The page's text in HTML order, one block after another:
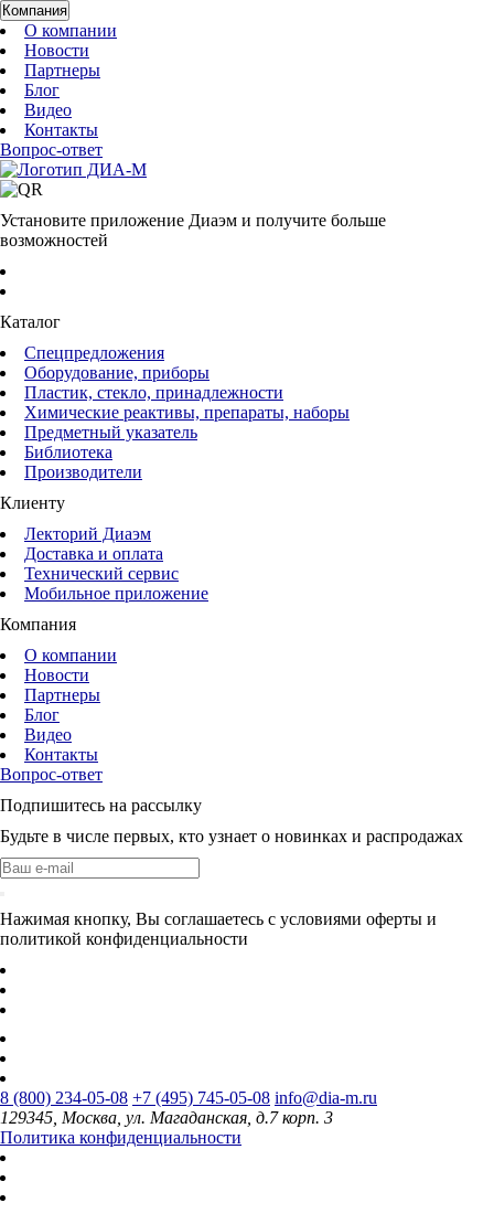
Компания
О компании
Новости
Партнеры
Блог
Видео
Контакты
Вопрос-ответ
Установите приложение Диаэм и получите больше
возможностей
Каталог
Спецпредложения
Оборудование, приборы
Пластик, стекло, принадлежности
Химические реактивы, препараты, наборы
Предметный указатель
Библиотека
Производители
Клиенту
Лекторий Диаэм
Доставка и оплата
Технический сервис
Мобильное приложение
Компания
О компании
Новости
Партнеры
Блог
Видео
Контакты
Вопрос-ответ
Подпишитесь на рассылку
Будьте в числе первых, кто узнает о новинках и распродажах
Нажимая кнопку, Вы соглашаетесь с условиями оферты и
политикой конфиденциальности
8 (800) 234-05-08 +7 (495) 745-05-08 info@dia-m.ru
129345, Москва, ул. Магаданская, д.7 корп. 3
Политика конфиденциальности